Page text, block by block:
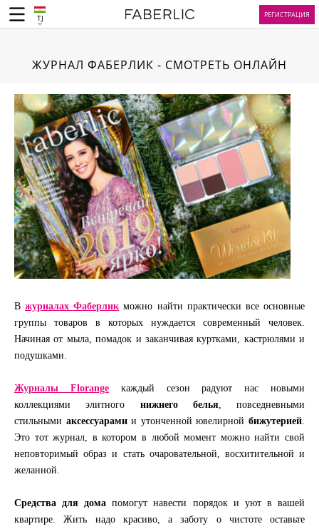
TJ РЕГИСТРАЦИЯ
ЖУРНАЛ ФАБЕРЛИК - СМОТРЕТЬ ОНЛАЙН
Вжурналах Фаберлик можно найти практически все основные
группы товаров в которых нуждается современный человек.
Начиная от мыла, помадок и заканчивая куртками, кастрюлями и
подушками.
Журналы Florangeкаждый сезон радуют нас новыми
коллекциями элитного нижнего белья, повседневными
стильными аксессуарамии утонченной ювелирнойбижутерией
Это тот журнал, в котором в любой момент можно найти свой
неповторимый образ и стать очаровательной, восхитительной и
желанной.
Средства для дома помогут навести порядок и уют в вашей
квартире. Жить надо красиво, а заботу о чистоте оставьте